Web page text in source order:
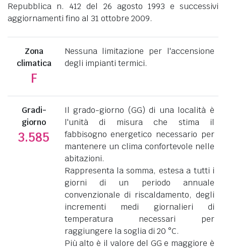
Repubblica n. 412 del 26 agosto 1993 e successivi
aggiornamenti fino al 31 ottobre 2009.
Zona
climatica
F
Nessuna limitazione per l'accensione
degli impianti termici.
Gradi-
giorno
3.585
Il grado-giorno (GG) di una località è
l'unità di misura che stima il
fabbisogno energetico necessario per
mantenere un clima confortevole nelle
abitazioni.
Rappresenta la somma, estesa a tutti i
giorni di un periodo annuale
convenzionale di riscaldamento, degli
incrementi medi giornalieri di
temperatura necessari per
raggiungere la soglia di 20 °C.
Più alto è il valore del GG e maggiore è